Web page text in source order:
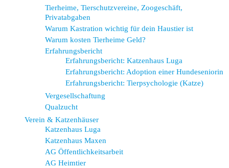
Tierheime, Tierschutzvereine, Zoogeschäft,
Privatabgaben
Warum Kastration wichtig für dein Haustier ist
Warum kosten Tierheime Geld?
Erfahrungsbericht
Erfahrungsbericht: Katzenhaus Luga
Erfahrungsbericht: Adoption einer Hundeseniorin
Erfahrungsbericht: Tierpsychologie (Katze)
Vergesellschaftung
Qualzucht
Verein & Katzenhäuser
Katzenhaus Luga
Katzenhaus Maxen
AG Öffentlichkeitsarbeit
AG Heimtier